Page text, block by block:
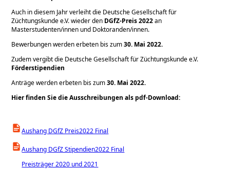
Auch in diesem Jahr verleiht die Deutsche Gesellschaft für
Züchtungskunde e.V. wieder den DGfZ-Preis 2022an
Masterstudenten/innen und Doktoranden/innen.
Bewerbungen werden erbeten bis zum30. Mai 2022.
Zudem vergibt die Deutsche Gesellschaft für Züchtungskunde e.V.
Förderstipendien
Anträge werden erbeten bis zum30. Mai 2022.
Hier finden Sie die Ausschreibungen als pdf-Download:
Aushang DGfZ Preis2022 Final
Aushang DGfZ Stipendien2022 Final
Preisträger 2020 und 2021